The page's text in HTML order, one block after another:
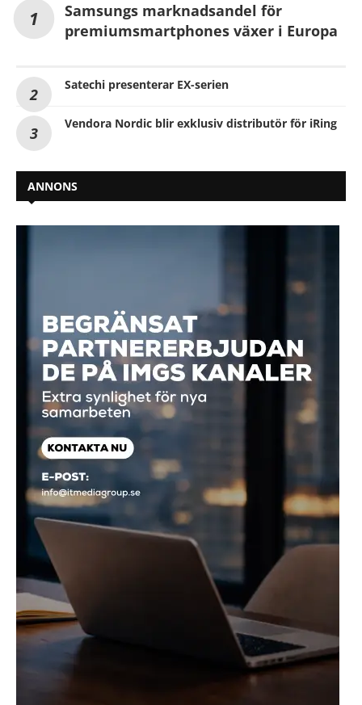
Samsungs marknadsandel för
premiumsmartphones växer i Europa
Satechi presenterar EX-serien
Vendora Nordic blir exklusiv distributör för iRing
ANNONS